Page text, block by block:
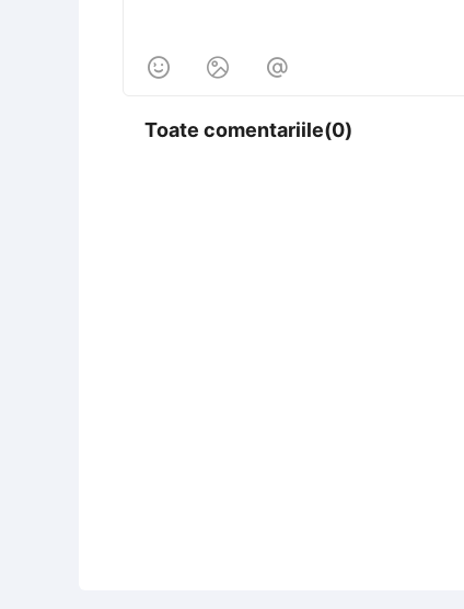
  
Toate comentariile(0)